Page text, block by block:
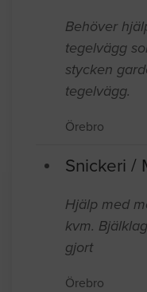
Behöver
tegelvägg
stycken
tegelvägg.
Örebro
Snickeri /
Hjälp med
kvm.
gjort
Örebro